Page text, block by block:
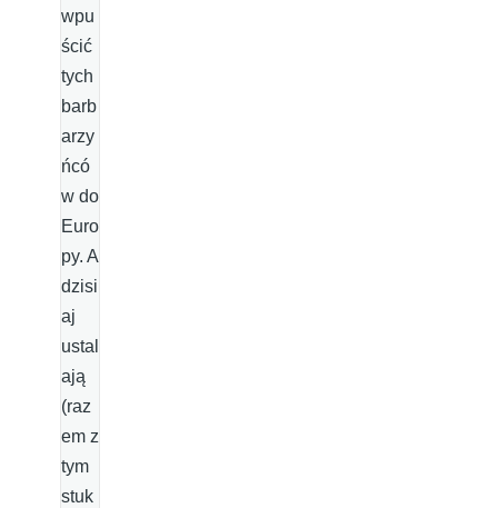
wpu
ścić
tych
barb
arzy
ńcó
w do
Euro
py. A
dzisi
aj
ustal
ają
(raz
em z
tym
stuk